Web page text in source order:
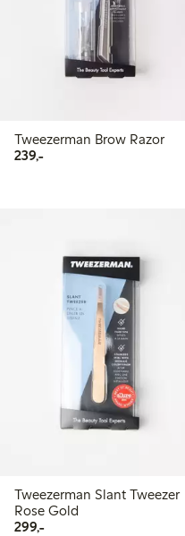
Tweezerman Brow Razor
239,-239,00 kr
Tweezerman Slant Tweezer
Rose Gold
299,-299,00 kr